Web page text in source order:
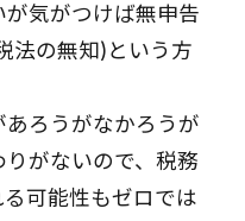
気がつけば無申告
法の無知)という方
ろうがなかろうが
がないので、税務
可能性もゼロでは